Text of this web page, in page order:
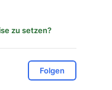
zu setzen?
Folgen